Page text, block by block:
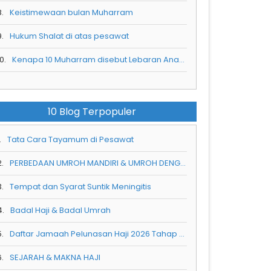
Keistimewaan bulan Muharram
Hukum Shalat di atas pesawat
Kenapa 10 Muharram disebut Lebaran Anak Yatim
10 Blog Terpopuler
Tata Cara Tayamum di Pesawat
PERBEDAAN UMROH MANDIRI & UMROH DENGAN TRAVEL RESMI
Tempat dan Syarat Suntik Meningitis
Badal Haji & Badal Umrah
Daftar Jamaah Pelunasan Haji 2026 Tahap Ke 3
SEJARAH & MAKNA HAJI